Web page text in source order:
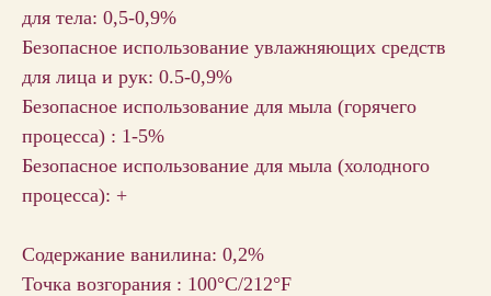
для тела: 0,5-0,9%
Безопасное использование увлажняющих средств
для лица и рук: 0.5-0,9%
Безопасное использование для мыла (горячего
процесса) : 1-5%
Безопасное использование для мыла (холодного
процесса): +
Содержание ванилина: 0,2%
Точка возгорания : 100°C/212°F